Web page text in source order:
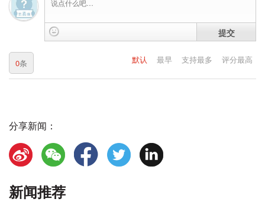
提交
默认 最早 支持最多 评分最高
0条
分享新闻：
新闻推荐